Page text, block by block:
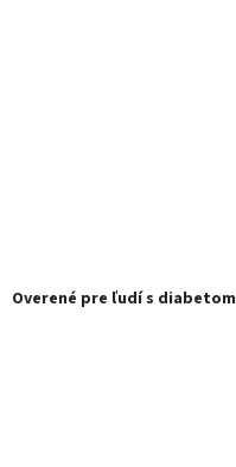
Overené pre ľudí s diabetom